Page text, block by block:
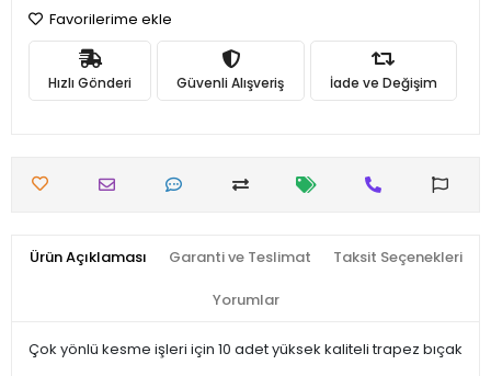
Favorilerime ekle
Hızlı Gönderi Güvenli Alışveriş İade ve Değişim
Ürün Açıklaması Garanti ve Teslimat Taksit Seçenekleri
Yorumlar
Çok yönlü kesme işleri için 10 adet yüksek kaliteli trapez bıçak